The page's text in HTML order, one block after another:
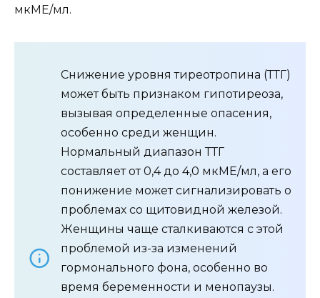
мкМЕ/мл.
Снижение уровня тиреотропина (ТТГ)
может быть признаком гипотиреоза,
вызывая определенные опасения,
особенно среди женщин.
Нормальный диапазон ТТГ
составляет от 0,4 до 4,0 мкМЕ/мл, а его
понижение может сигнализировать о
проблемах со щитовидной железой.
Женщины чаще сталкиваются с этой
проблемой из-за изменений
гормонального фона, особенно во
время беременности и менопаузы.